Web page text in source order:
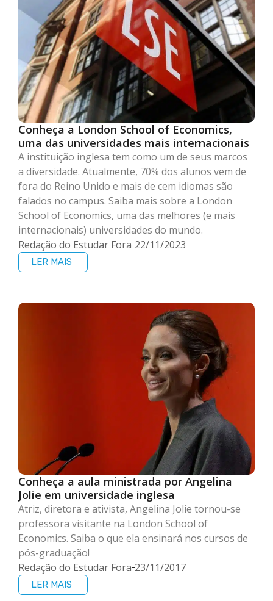
Conheça a London School of Economics,
uma das universidades mais internacionais
A instituição inglesa tem como um de seus marcos
a diversidade. Atualmente, 70% dos alunos vem de
fora do Reino Unido e mais de cem idiomas são
falados no campus. Saiba mais sobre a London
School of Economics, uma das melhores (e mais
internacionais) universidades do mundo.
Redação do Estudar Fora 22/11/2023
LER MAIS
Conheça a aula ministrada por Angelina
Jolie em universidade inglesa
Atriz, diretora e ativista, Angelina Jolie tornou-se
professora visitante na London School of
Economics. Saiba o que ela ensinará nos cursos de
pós-graduação!
Redação do Estudar Fora 23/11/2017
LER MAIS